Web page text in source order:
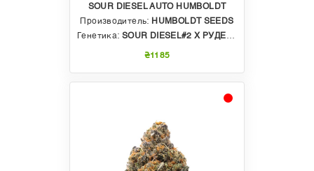
SOUR DIESEL AUTO HUMBOLDT
Производитель: HUMBOLDT SEEDS
Генетика: SOUR DIESEL#2 X РУДЕРАЛИС
₴1185